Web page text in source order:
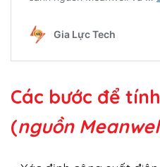
Các bước để
(nguồn